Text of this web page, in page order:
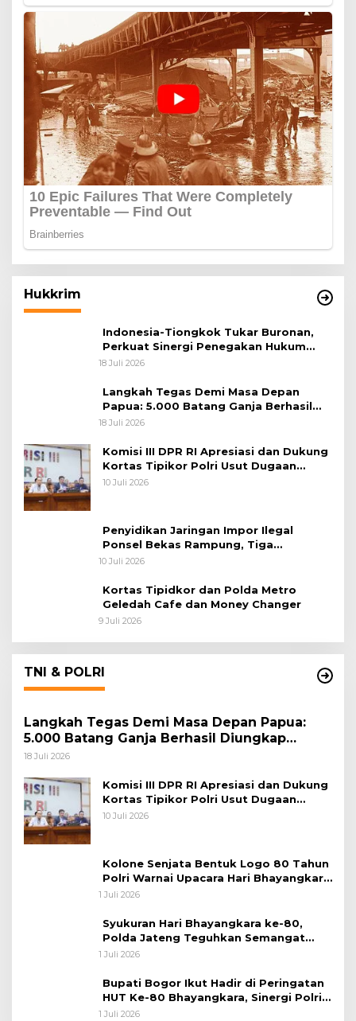
Hukkrim
Indonesia-Tiongkok Tukar Buronan,
Perkuat Sinergi Penegakan Hukum
Lintas Negara
18 Juli 2026
Langkah Tegas Demi Masa Depan
Papua: 5.000 Batang Ganja Berhasil
Diungkap Koops TNI Habema
18 Juli 2026
Komisi III DPR RI Apresiasi dan Dukung
Kortas Tipikor Polri Usut Dugaan
Korupsi Batu Bara
10 Juli 2026
Penyidikan Jaringan Impor Ilegal
Ponsel Bekas Rampung, Tiga
Tersangka Sudah P-21 dan Satu Buron
10 Juli 2026
Kortas Tipidkor dan Polda Metro
Geledah Cafe dan Money Changer
9 Juli 2026
TNI & POLRI
Langkah Tegas Demi Masa Depan Papua:
5.000 Batang Ganja Berhasil Diungkap
Koops TNI Habema
18 Juli 2026
Komisi III DPR RI Apresiasi dan Dukung
Kortas Tipikor Polri Usut Dugaan
Korupsi Batu Bara
10 Juli 2026
Kolone Senjata Bentuk Logo 80 Tahun
Polri Warnai Upacara Hari Bhayangkara
ke-80
1 Juli 2026
Syukuran Hari Bhayangkara ke-80,
Polda Jateng Teguhkan Semangat
Pengabdian dan Pererat Kebersamaan
1 Juli 2026
Bupati Bogor Ikut Hadir di Peringatan
HUT Ke-80 Bhayangkara, Sinergi Polri
dan Pemkab Bogor Jadi Kunci Menjaga
1 Juli 2026